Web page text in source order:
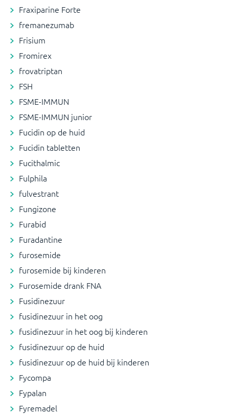
Fraxiparine Forte
fremanezumab
Frisium
Fromirex
frovatriptan
FSH
FSME-IMMUN
FSME-IMMUN junior
Fucidin op de huid
Fucidin tabletten
Fucithalmic
Fulphila
fulvestrant
Fungizone
Furabid
Furadantine
furosemide
furosemide bij kinderen
Furosemide drank FNA
Fusidinezuur
fusidinezuur in het oog
fusidinezuur in het oog bij kinderen
fusidinezuur op de huid
fusidinezuur op de huid bij kinderen
Fycompa
Fypalan
Fyremadel